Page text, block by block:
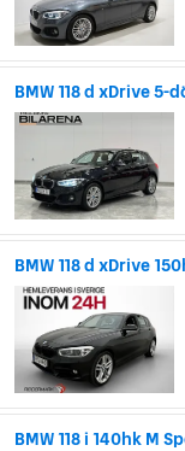
BMW 118 d xDrive
BMW 118 d xDrive
BMW 118 i 140hk M